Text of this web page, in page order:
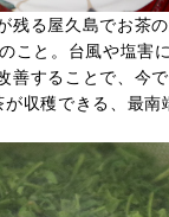
残る屋久島でお茶
こと。台風や塩害
善することで、今
収穫できる、最南